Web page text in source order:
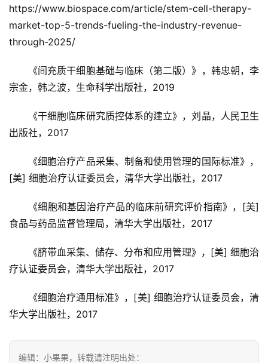
https://www.biospace.com/article/stem-cell-therapy-
market-top-5-trends-fueling-the-industry-revenue-
through-2025/
《间充质干细胞基础与临床（第二版）》，韩忠朝，李
宗金，韩之波，生命科学出版社，2019
《干细胞临床研究质控体系的建立》，刘晶，人民卫生
出版社，2017
《细胞治疗产品采集、制备和使用管理的国际标准》，
[美] 细胞治疗认证委员会，清华大学出版社，2017
《细胞和基因治疗产品的临床前研究评价指南》，[美]
食品与药品监督管理局，清华大学出版社，2017
《脐带血采集、储存、分布和应用管理》，[美] 细胞治
疗认证委员会，清华大学出版社，2017
《细胞治疗通用标准》，[美] 细胞治疗认证委员会，清
华大学出版社，2017
编辑：小果果，转载请注明出处：